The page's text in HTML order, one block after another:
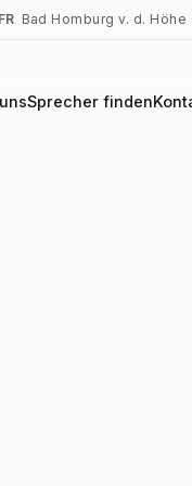
Bad Homburg v. d. Höhe
Sprecher finden